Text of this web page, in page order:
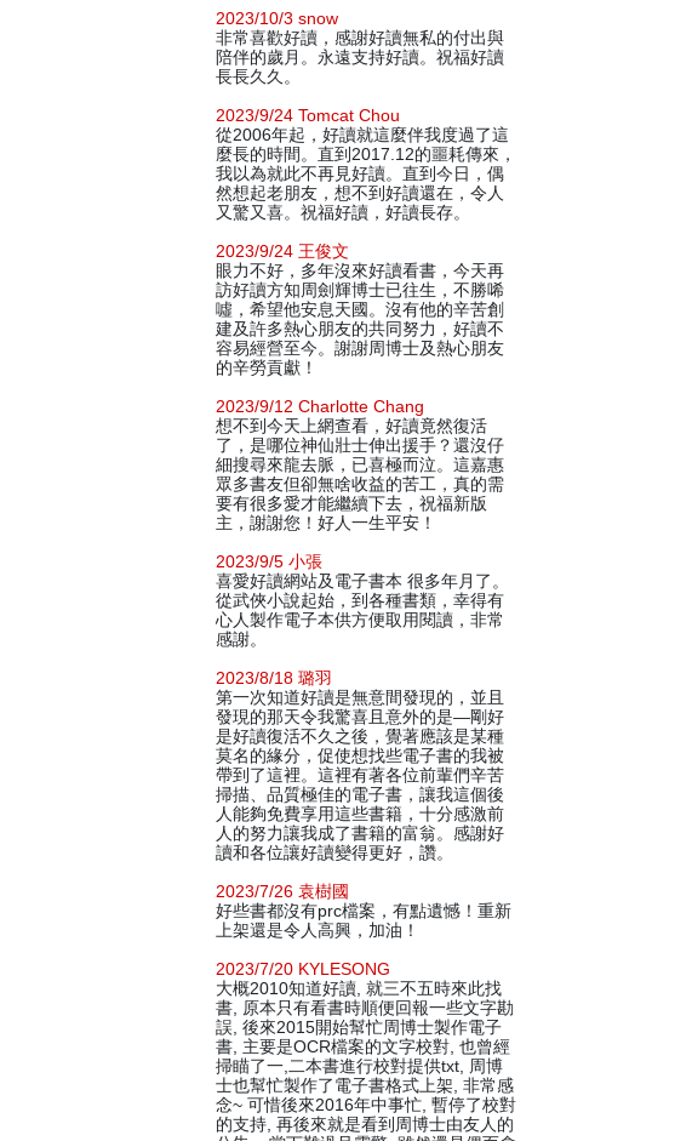
2023/10/3 snow
非常喜歡好讀，感謝好讀無私的付出與
陪伴的歲月。永遠支持好讀。祝福好讀
長長久久。
2023/9/24 Tomcat Chou
從2006年起，好讀就這麼伴我度過了這
麼長的時間。直到2017.12的噩耗傳來，
我以為就此不再見好讀。直到今日，偶
然想起老朋友，想不到好讀還在，令人
又驚又喜。祝福好讀，好讀長存。
2023/9/24 王俊文
眼力不好，多年沒來好讀看書，今天再
訪好讀方知周劍輝博士已往生，不勝唏
噓，希望他安息天國。沒有他的辛苦創
建及許多熱心朋友的共同努力，好讀不
容易經營至今。謝謝周博士及熱心朋友
的辛勞貢獻！
2023/9/12 Charlotte Chang
想不到今天上網查看，好讀竟然復活
了，是哪位神仙壯士伸出援手？還沒仔
細搜尋來龍去脈，已喜極而泣。這嘉惠
眾多書友但卻無啥收益的苦工，真的需
要有很多愛才能繼續下去，祝福新版
主，謝謝您！好人一生平安！
2023/9/5 小張
喜愛好讀網站及電子書本 很多年月了。
從武俠小說起始，到各種書類，幸得有
心人製作電子本供方便取用閱讀，非常
感謝。
2023/8/18 璐羽
第一次知道好讀是無意間發現的，並且
發現的那天令我驚喜且意外的是—剛好
是好讀復活不久之後，覺著應該是某種
莫名的緣分，促使想找些電子書的我被
帶到了這裡。這裡有著各位前輩們辛苦
掃描、品質極佳的電子書，讓我這個後
人能夠免費享用這些書籍，十分感激前
人的努力讓我成了書籍的富翁。感謝好
讀和各位讓好讀變得更好，讚。
2023/7/26 袁樹國
好些書都沒有prc檔案，有點遺憾！重新
上架還是令人高興，加油！
2023/7/20 KYLESONG
大概2010知道好讀, 就三不五時來此找
書, 原本只有看書時順便回報一些文字勘
誤, 後來2015開始幫忙周博士製作電子
書, 主要是OCR檔案的文字校對, 也曾經
掃瞄了一,二本書進行校對提供txt, 周博
士也幫忙製作了電子書格式上架, 非常感
念~ 可惜後來2016年中事忙, 暫停了校對
的支持, 再後來就是看到周博士由友人的